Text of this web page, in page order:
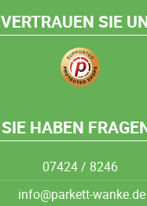
VERTRAUEN SIE
SIE HABEN
07424 / 8246
info@parkett-wanke.de